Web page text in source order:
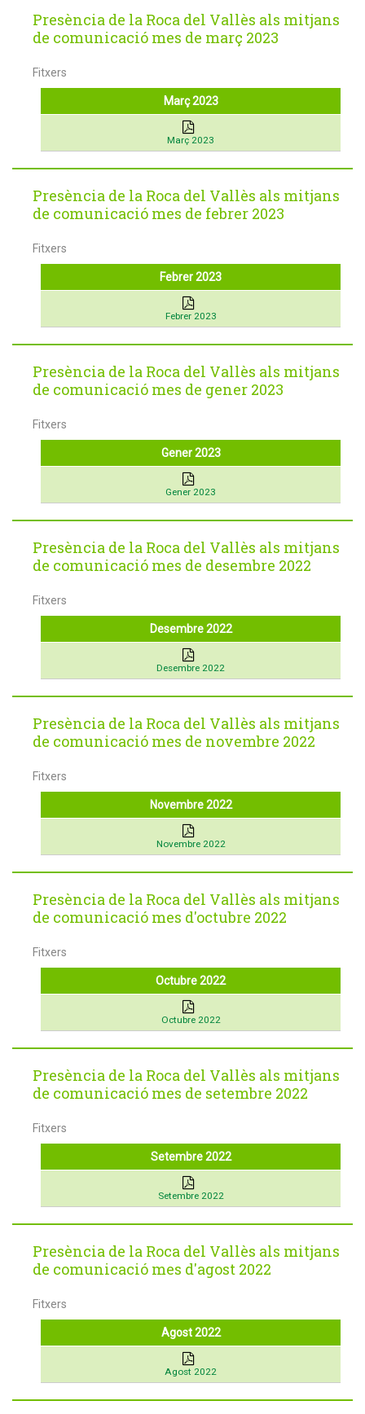
Presència de la Roca del Vallès als mitjans
de comunicació mes de març 2023
Fitxers
Març 2023
Març 2023
Presència de la Roca del Vallès als mitjans
de comunicació mes de febrer 2023
Fitxers
Febrer 2023
Febrer 2023
Presència de la Roca del Vallès als mitjans
de comunicació mes de gener 2023
Fitxers
Gener 2023
Gener 2023
Presència de la Roca del Vallès als mitjans
de comunicació mes de desembre 2022
Fitxers
Desembre 2022
Desembre 2022
Presència de la Roca del Vallès als mitjans
de comunicació mes de novembre 2022
Fitxers
Novembre 2022
Novembre 2022
Presència de la Roca del Vallès als mitjans
de comunicació mes d'octubre 2022
Fitxers
Octubre 2022
Octubre 2022
Presència de la Roca del Vallès als mitjans
de comunicació mes de setembre 2022
Fitxers
Setembre 2022
Setembre 2022
Presència de la Roca del Vallès als mitjans
de comunicació mes d'agost 2022
Fitxers
Agost 2022
Agost 2022